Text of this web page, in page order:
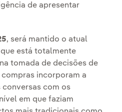
de apresentar
, será mantido o atual
está totalmente
tomada de decisões de
incorporam a
conversas com os
em que faziam